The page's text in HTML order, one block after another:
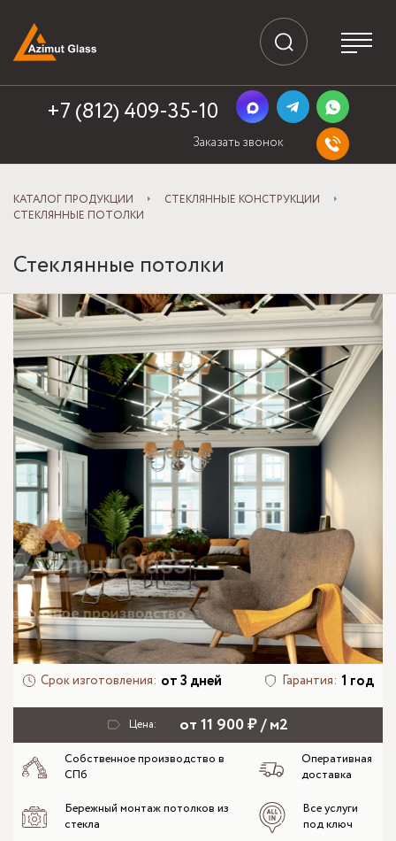
+7 (812) 409-35-10
Заказать звонок
КАТАЛОГ ПРОДУКЦИИ
СТЕКЛЯННЫЕ КОНСТРУКЦИИ
СТЕКЛЯННЫЕ ПОТОЛКИ
Стеклянные потолки
Срок изготовления: от 3 дней Гарантия: 1 год
Цена: от 11 900 ₽ / м2
Собственное производство в
СПб
Оперативная
доставка
Бережный монтаж потолков из
стекла
Все услуги
под ключ